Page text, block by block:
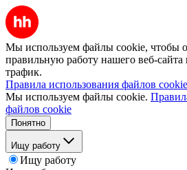
Мы используем файлы cookie, чтобы
правильную работу нашего веб-сайта
трафик.
Правила использования файлов cookie
Мы используем файлы cookie.
файлов cookie
Понятно
Ищу работу
Ищу работу